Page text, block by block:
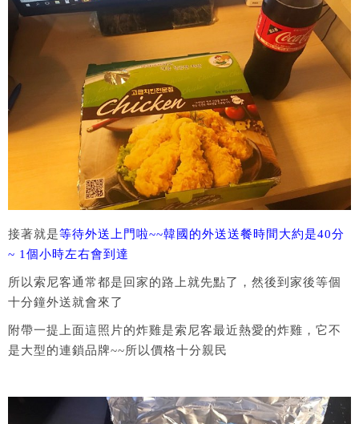
接著就是等待外送上門啦~~韓國的外送送餐時間大約是40分
~ 1個小時左右會到達
所以索尼客通常都是回家的路上就先點了，然後到家後等個
十分鐘外送就會來了
附帶一提上面這照片的炸雞是索尼客最近熱愛的炸雞，它不
是大型的連鎖品牌~~所以價格十分親民